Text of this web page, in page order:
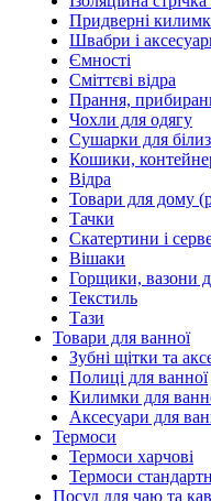
Придверні
Швабри і
Ємності
Сміттєві відра
Прання,
Чохли для одягу
Сушарки для
Кошики,
Відра
Товари для дому
Тачки
Скатертини і
Вішаки
Горщики, вазони
Текстиль
Тази
Товари для ванної
Зубні щітки та
Полиці для ванної
Килимки для
Аксесуари для
Термоси
Термоси харчові
Термоси
Посуд для чаю та